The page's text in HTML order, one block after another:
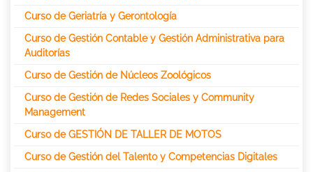
Curso de Geriatría y Gerontología
Curso de Gestión Contable y Gestión Administrativa para
Auditorías
Curso de Gestión de Núcleos Zoológicos
Curso de Gestión de Redes Sociales y Community
Management
Curso de GESTIÓN DE TALLER DE MOTOS
Curso de Gestión del Talento y Competencias Digitales